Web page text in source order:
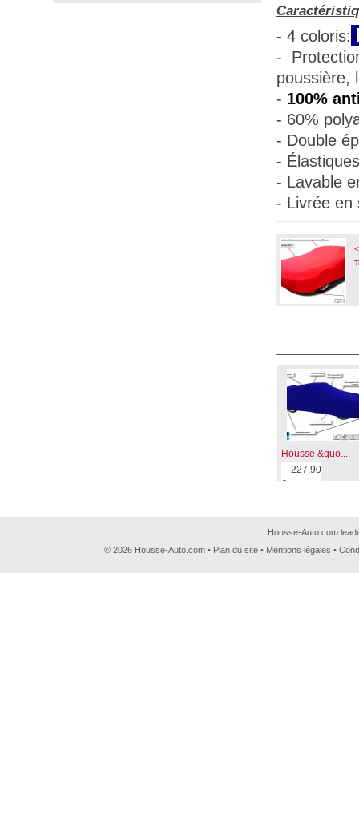
- 4 coloris:
-
poussière,
- 100%
- 60%
- Double
-
- Lavable
- Livrée en
Housse &quo...
227,90
€
Housse-Auto.com
© 2026 Housse-Auto.com • Plan du site • Mentions légales •